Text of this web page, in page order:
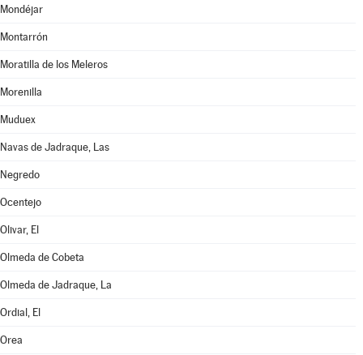
Mondéjar
Montarrón
Moratilla de los Meleros
Morenilla
Muduex
Navas de Jadraque, Las
Negredo
Ocentejo
Olivar, El
Olmeda de Cobeta
Olmeda de Jadraque, La
Ordial, El
Orea